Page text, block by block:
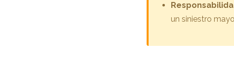
un siniestro